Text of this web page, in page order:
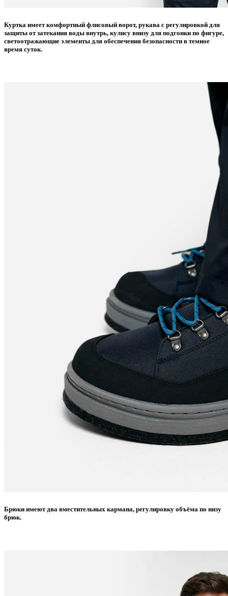
Куртка имеет комфортный флисовый ворот, рукава с регулировкой для
защиты от затекания воды внутрь, кулису внизу для подгонки по фигуре,
светоотражающие элементы для обеспечения безопасности в темное
время суток.
Брюки имеют два вместительных кармана, регулировку объёма по низу
брюк.